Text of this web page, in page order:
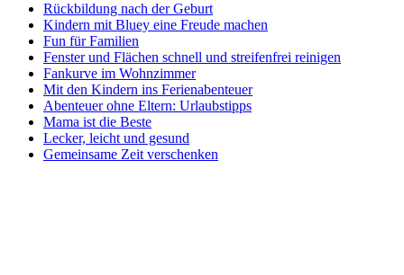
Rückbildung nach der Geburt
Kindern mit Bluey eine Freude machen
Fun für Familien
Fenster und Flächen schnell und streifenfrei reinigen
Fankurve im Wohnzimmer
Mit den Kindern ins Ferienabenteuer
Abenteuer ohne Eltern: Urlaubstipps
Mama ist die Beste
Lecker, leicht und gesund
Gemeinsame Zeit verschenken